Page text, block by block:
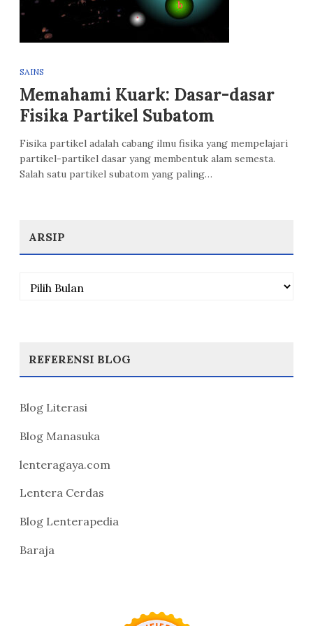
SAINS
Memahami Kuark: Dasar-dasar
Fisika Partikel Subatom
Fisika partikel adalah cabang ilmu fisika yang mempelajari
partikel-partikel dasar yang membentuk alam semesta.
Salah satu partikel subatom yang paling…
ARSIP
Arsip
REFERENSI BLOG
Blog Literasi
Blog Manasuka
lenteragaya.com
Lentera Cerdas
Blog Lenterapedia
Baraja